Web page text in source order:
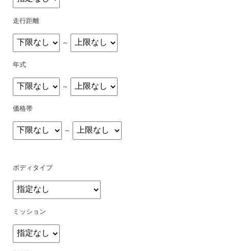
走行距離
～
年式
～
価格帯
～
ボディタイプ
ミッション